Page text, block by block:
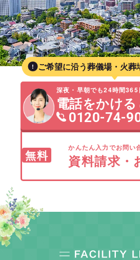
ご希望に沿う葬儀場・火葬
深夜・早朝でも24時間365
電話をかける
0120-74-
無料
かんたん入力でお問い
資料請求・